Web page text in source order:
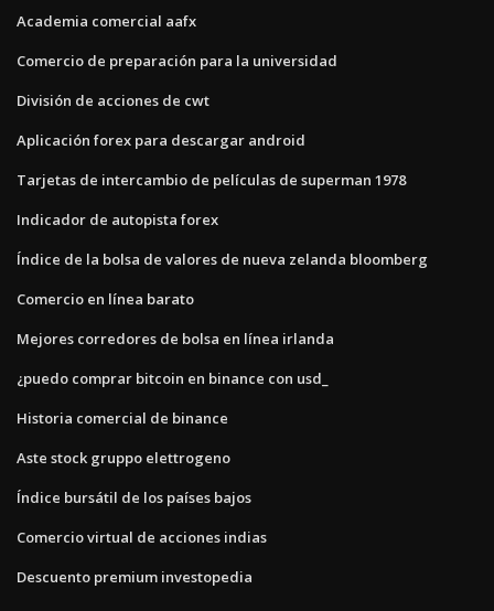
Academia comercial aafx
Comercio de preparación para la universidad
División de acciones de cwt
Aplicación forex para descargar android
Tarjetas de intercambio de películas de superman 1978
Indicador de autopista forex
Índice de la bolsa de valores de nueva zelanda bloomberg
Comercio en línea barato
Mejores corredores de bolsa en línea irlanda
¿puedo comprar bitcoin en binance con usd_
Historia comercial de binance
Aste stock gruppo elettrogeno
Índice bursátil de los países bajos
Comercio virtual de acciones indias
Descuento premium investopedia